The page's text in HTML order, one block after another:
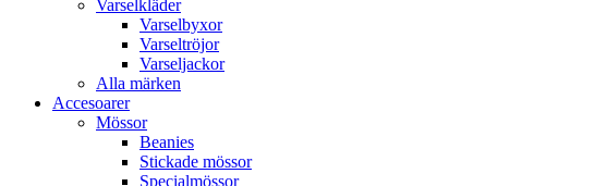
Varselkläder
Varselbyxor
Varseltröjor
Varseljackor
Alla märken
Accesoarer
Mössor
Beanies
Stickade mössor
Specialmössor